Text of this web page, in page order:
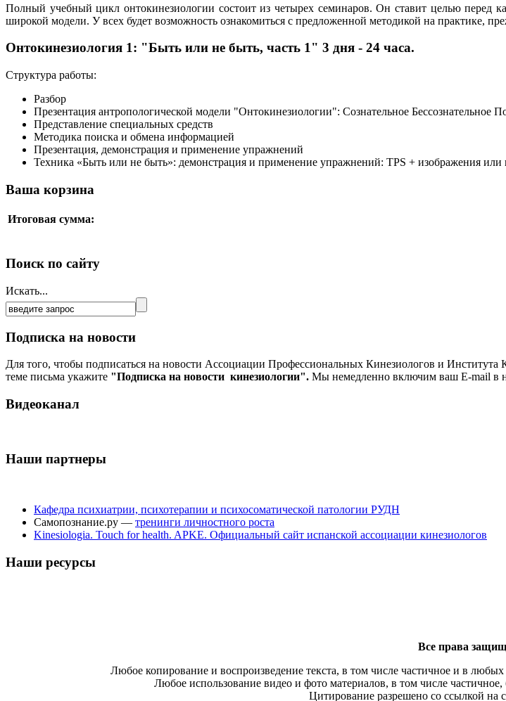
Полный учебный цикл онтокинезиологии состоит из четырех семинаров. Он ставит целью перед
широкой модели. У всех будет возможность ознакомиться с предложенной методикой на практике,
Онтокинезиология 1: "Быть или не быть, часть 1" 3 дня - 24 часа.
Структура работы:
Разбор
Презентация антропологической модели "Онтокинезиологии": Сознательное Бессознательное
Представление специальных средств
Методика поиска и обмена информацией
Презентация, демонстрация и применение упражнений
Техника «Быть или не быть»: демонстрация и применение упражнений: TPS + изображения
Ваша корзина
Итоговая сумма:
Поиск по сайту
Искать...
Подписка на новости
Для того, чтобы подписаться на новости Ассоциации Профессиональных Кинезиологов и Института
теме письма укажите "Подписка на новости кинезиологии". Мы немедленно включим ваш E-mail в
Видеоканал
Наши партнеры
Кафедра психиатрии, психотерапии и психосоматической патологии РУДН
Самопознание.ру — тренинги личностного роста
Kinesiologia. Touch for health. APKE. Официальный сайт испанской ассоциации кинезиологов
Наши ресурсы
Все права
Любое копирование и воспроизведение текста, в том числе частичное и в
Любое использование видео и фото материалов, в том числе
Цитирование разрешено со ссылкой на